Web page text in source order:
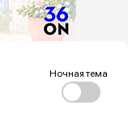
Ночная тема